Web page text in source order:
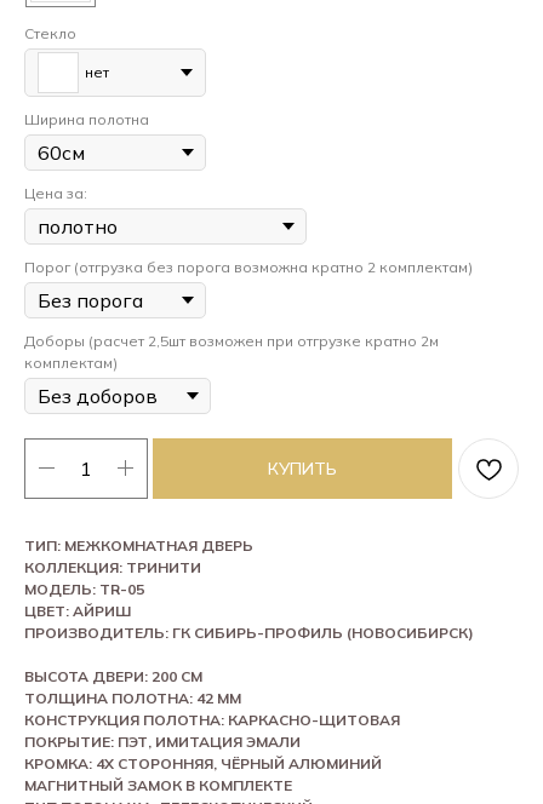
Стекло
нет
Ширина полотна
Цена за:
Порог (отгрузка без порога возможна кратно 2 комплектам)
Доборы (расчет 2,5шт возможен при отгрузке кратно 2м
комплектам)
КУПИТЬ
ТИП: МЕЖКОМНАТНАЯ ДВЕРЬ
КОЛЛЕКЦИЯ: ТРИНИТИ
МОДЕЛЬ: TR-05
ЦВЕТ: АЙРИШ
ПРОИЗВОДИТЕЛЬ: ГК СИБИРЬ-ПРОФИЛЬ (НОВОСИБИРСК)
ВЫСОТА ДВЕРИ: 200 СМ
ТОЛЩИНА ПОЛОТНА: 42 ММ
КОНСТРУКЦИЯ ПОЛОТНА: КАРКАСНО-ЩИТОВАЯ
ПОКРЫТИЕ: ПЭТ, ИМИТАЦИЯ ЭМАЛИ
КРОМКА: 4Х СТОРОННЯЯ, ЧЁРНЫЙ АЛЮМИНИЙ
МАГНИТНЫЙ ЗАМОК В КОМПЛЕКТЕ